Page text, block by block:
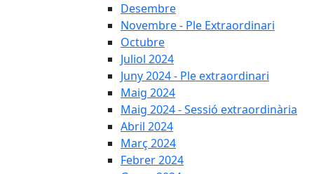
Desembre
Novembre - Ple Extraordinari
Octubre
Juliol 2024
Juny 2024 - Ple extraordinari
Maig 2024
Maig 2024 - Sessió extraordinària
Abril 2024
Març 2024
Febrer 2024